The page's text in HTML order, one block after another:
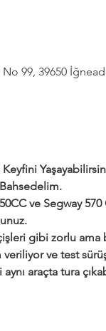
99, 39650
ve Segway
gibi zorlu
ve test
araçta tura